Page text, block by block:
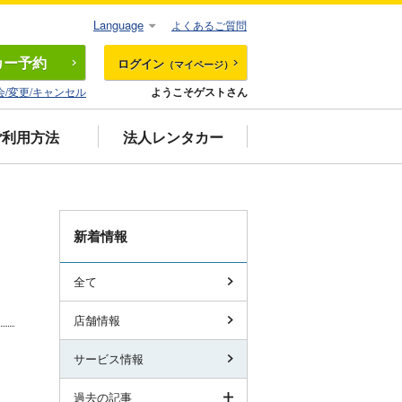
ー予約
/変更/キャンセル
ログイン （マイページ）
ようこそゲストさん
用方法 法人レンタカー
よくあるご質問
Language
新着情報
全て
店舗情報
サービス情報
過去の記事